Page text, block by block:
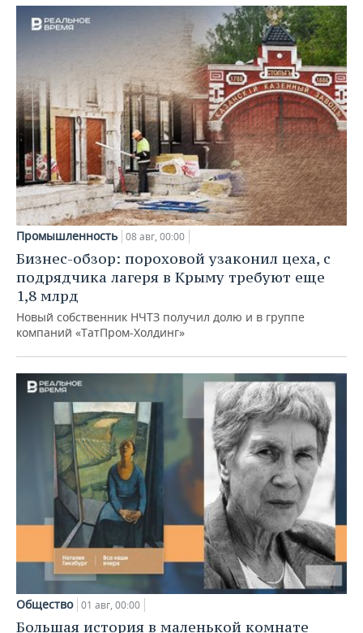
Промышленность 08 авг, 00:00
Бизнес-обзор: пороховой узаконил цеха, с
подрядчика лагеря в Крыму требуют еще
1,8 млрд
Новый собственник НЧТЗ получил долю и в группе
компаний «ТатПром-Холдинг»
Общество 01 авг, 00:00
Большая история в маленькой комнате